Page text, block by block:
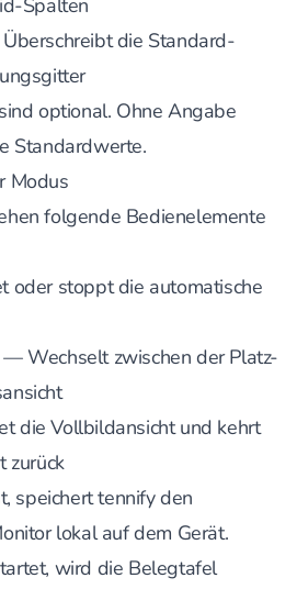
Spalten
die Standard-
optional. Ohne Angabe
Standardwerte.
Modus
folgende Bedienelemente
oder stoppt die automatische
— Wechselt zwischen der Platz-
die Vollbildansicht und kehrt
zurück
speichert tennify den
lokal auf dem Gerät.
wird die Belegtafel